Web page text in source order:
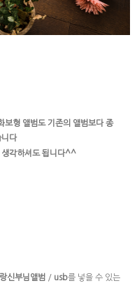
보형 앨범도 기존의 앨범보다 종
니다
생각하셔도 됩니다^^
신부님앨범 / usb를 넣을 수 있는